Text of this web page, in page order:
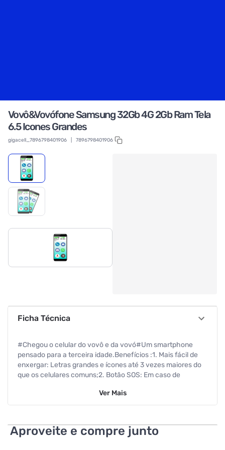
Vovô&Vovófone Samsung 32Gb 4G 2Gb Ram Tela
6.5 Icones Grandes
gigacell_7896798401906 7896798401906
Ficha Técnica
#Chegou o celular do vovô e da vovó#Um smartphone
pensado para a terceira idade.Benefícios :1. Mais fácil de
enxergar: Letras grandes e ícones até 3 vezes maiores do
que os celulares comuns;2. Botão SOS: Em caso de
Gosta de praticidade? Ligue com apenas um clique;4. Mais
você usar;6. Tocou, desbloqueou! Chega de senhas
complicadas!7. Cores adequadas para a sua visão;8. Guia
Ver Mais
Aproveite e compre junto